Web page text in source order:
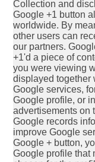
Collection and
Google +1 button
worldwide. By
other users can
our partners.
+1'd a piece of
you were viewing
displayed together
Google services,
Google profile, or
advertisements on
Google records
improve Google
Google + button,
Google profile that